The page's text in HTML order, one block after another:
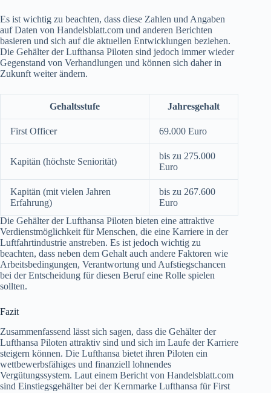
Es ist wichtig zu beachten, dass diese Zahlen und Angaben
auf Daten von Handelsblatt.com und anderen Berichten
basieren und sich auf die aktuellen Entwicklungen beziehen.
Die Gehälter der Lufthansa Piloten sind jedoch immer wieder
Gegenstand von Verhandlungen und können sich daher in
Zukunft weiter ändern.
Gehaltsstufe Jahresgehalt
First Officer 69.000 Euro
Kapitän (höchste Seniorität)
bis zu 275.000
Euro
Kapitän (mit vielen Jahren
Erfahrung)
bis zu 267.600
Euro
Die Gehälter der Lufthansa Piloten bieten eine attraktive
Verdienstmöglichkeit für Menschen, die eine Karriere in der
Luftfahrtindustrie anstreben. Es ist jedoch wichtig zu
beachten, dass neben dem Gehalt auch andere Faktoren wie
Arbeitsbedingungen, Verantwortung und Aufstiegschancen
bei der Entscheidung für diesen Beruf eine Rolle spielen
sollten.
Fazit
Zusammenfassend lässt sich sagen, dass die Gehälter der
Lufthansa Piloten attraktiv sind und sich im Laufe der Karriere
steigern können. Die Lufthansa bietet ihren Piloten ein
wettbewerbsfähiges und finanziell lohnendes
Vergütungssystem. Laut einem Bericht von Handelsblatt.com
sind Einstiegsgehälter bei der Kernmarke Lufthansa für First